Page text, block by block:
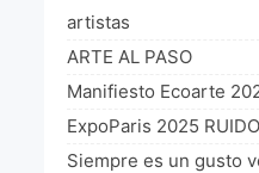
artistas
ARTE AL PASO
Manifiesto Ecoarte
ExpoParis 2025
Siempre es un gusto